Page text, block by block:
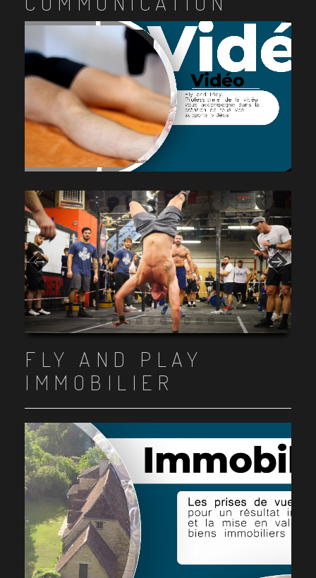
Item 1
Item 2
Item 3
Item 4
Item 5
Item 6
Item 7
Item 8
Item 9
Item 10
FLY AND PLAY
IMMOBILIER